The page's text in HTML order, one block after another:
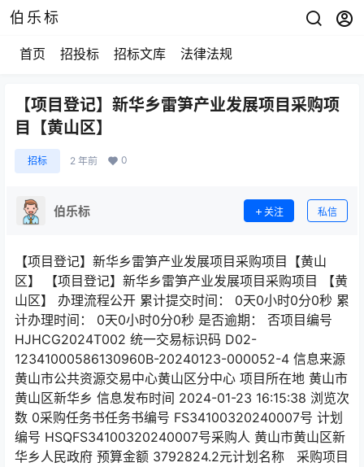
伯乐标
首页 招投标 招标文库 法律法规
【项目登记】新华乡雷笋产业发展项目采购项
目【黄山区】
招标 2 年前 0
伯乐标 关注 私信
【项目登记】新华乡雷笋产业发展项目采购项目【黄山
区】 【项目登记】新华乡雷笋产业发展项目采购项目 【黄
山区】 办理流程公开 累计提交时间： 0天0小时0分0秒 累
计办理时间： 0天0小时0分0秒 是否逾期： 否项目编号
HJHCG2024T002 统一交易标识码 D02-
12341000586130960B-20240123-000052-4 信息来源
黄山市公共资源交易中心黄山区分中心 项目所在地 黄山市
黄山区新华乡 信息发布时间 2024-01-23 16:15:38 浏览次
数 0采购任务书任务书编号 FS34100320240007号 计划
编号 HSQFS34100320240007号采购人 黄山市黄山区新
华乡人民政府 预算金额 3792824.2元计划名称 采购项目